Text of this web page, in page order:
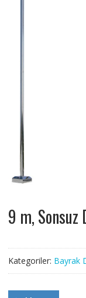
9 m,
Kategoriler: Bayrak